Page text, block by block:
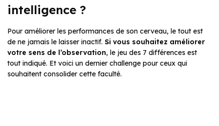
intelligence ?
Pour améliorer les performances de son cerveau, le tout est
de ne jamais le laisser inactif. Si vous souhaitez améliorer
votre sens de l’observation, le jeu des 7 différences est
tout indiqué. Et voici un dernier challenge pour ceux qui
souhaitent consolider cette faculté.